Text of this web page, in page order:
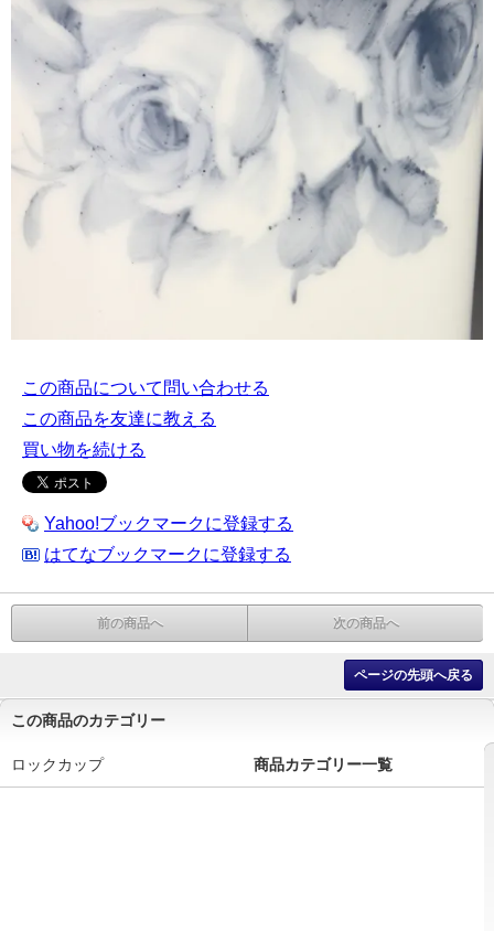
この商品について問い合わせる
この商品を友達に教える
買い物を続ける
Yahoo!ブックマークに登録する
はてなブックマークに登録する
前の商品へ 次の商品へ
ページの先頭へ戻る
この商品のカテゴリー
ロックカップ 商品カテゴリー一覧